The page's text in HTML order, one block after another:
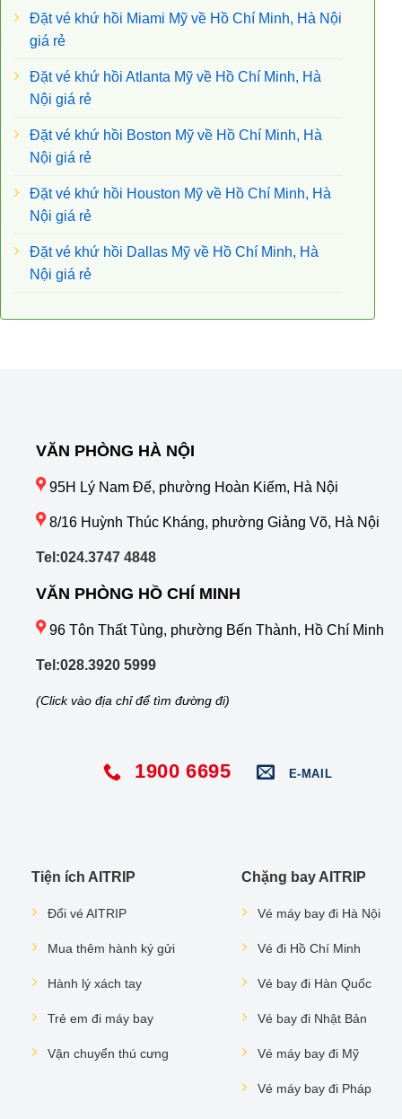
Đặt vé khứ hồi Miami Mỹ về Hồ Chí Minh, Hà Nội
giá rẻ
Đặt vé khứ hồi Atlanta Mỹ về Hồ Chí Minh, Hà
Nội giá rẻ
Đặt vé khứ hồi Boston Mỹ về Hồ Chí Minh, Hà
Nội giá rẻ
Đặt vé khứ hồi Houston Mỹ về Hồ Chí Minh, Hà
Nội giá rẻ
Đặt vé khứ hồi Dallas Mỹ về Hồ Chí Minh, Hà
Nội giá rẻ
VĂN PHÒNG HÀ NỘI
95H Lý Nam Đế, phường Hoàn Kiếm, Hà Nội
8/16 Huỳnh Thúc Kháng, phường Giảng Võ, Hà Nội
Tel:024.3747 4848
VĂN PHÒNG HỒ CHÍ MINH
96 Tôn Thất Tùng, phường Bến Thành, Hồ Chí Minh
Tel:028.3920 5999
(Click vào địa chỉ để tìm đường đi)
1900 6695 E-MAIL
Tiện ích AITRIP
Đổi vé AITRIP
Mua thêm hành ký gửi
Hành lý xách tay
Trẻ em đi máy bay
Vận chuyển thú cưng
Chặng bay AITRIP
Vé máy bay đi Hà Nội
Vé đi Hồ Chí Minh
Vé bay đi Hàn Quốc
Vé bay đi Nhật Bản
Vé máy bay đi Mỹ
Vé máy bay đi Pháp